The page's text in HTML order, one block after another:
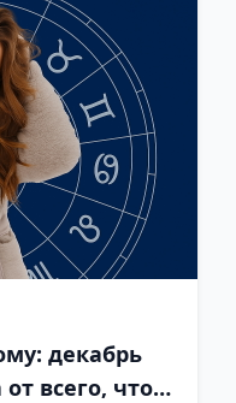
декабрь
всего, что